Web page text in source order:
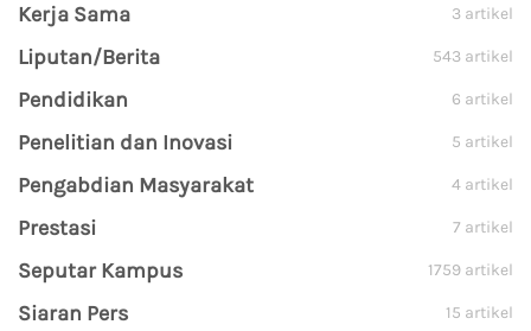
Kerja Sama 3 artikel
Liputan/Berita 543 artikel
Pendidikan 6 artikel
Penelitian dan Inovasi 5 artikel
Pengabdian Masyarakat 4 artikel
Prestasi 7 artikel
Seputar Kampus 1759 artikel
Siaran Pers 15 artikel